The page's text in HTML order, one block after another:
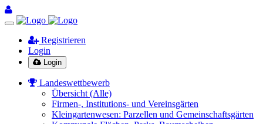
Registrieren
Login
Login
Landeswettbewerb
Übersicht (Alle)
Firmen-, Institutions- und Vereinsgärten
Kleingartenwesen: Parzellen und Gemeinschaftsgärten